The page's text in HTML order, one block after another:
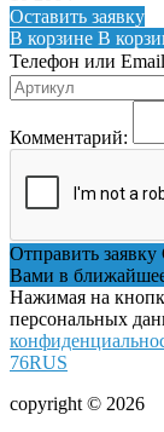
Оставить заявку
В корзине В
Телефон или
Комментарий:
Отправить заявку
Вами в
Нажимая на
персональных
76RUS
copyright © 2026